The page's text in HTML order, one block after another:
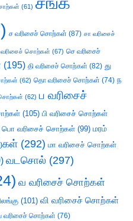
(61)
ச வரிசைச் சொற்கள் (87) சா வரிசைச்
வரிசைச் சொற்கள் (67) செ வரிசைச்
(195) தி வரிசைச் சொற்கள் (82) து
(62) தொ வரிசைச் சொற்கள் (74) ந
சொற்கள் (62) ப வரிசைச்
(105) பி வரிசைச் சொற்கள்
பொ வரிசைச் சொற்கள் (99) மரம்
(292) மா வரிசைச் சொற்கள்
வடசொல் (297)
வ வரிசைச் சொற்கள்
(101) வி வரிசைச் சொற்கள்
வரிசைச் சொற்கள் (76)